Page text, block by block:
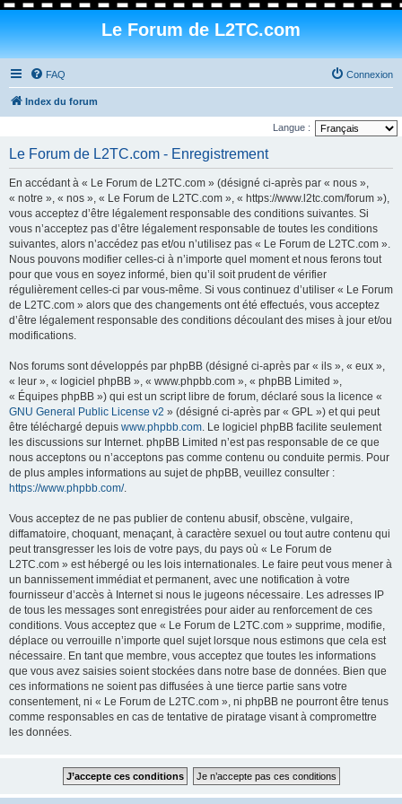
Le Forum de L2TC.com
FAQ Connexion
Index du forum
Langue :
Le Forum de L2TC.com - Enregistrement
En accédant à « Le Forum de L2TC.com » (désigné ci-après par « nous »,
« notre », « nos », « Le Forum de L2TC.com », « https://www.l2tc.com/forum »),
vous acceptez d’être légalement responsable des conditions suivantes. Si
vous n’acceptez pas d’être légalement responsable de toutes les conditions
suivantes, alors n’accédez pas et/ou n’utilisez pas « Le Forum de L2TC.com ».
Nous pouvons modifier celles-ci à n’importe quel moment et nous ferons tout
pour que vous en soyez informé, bien qu’il soit prudent de vérifier
régulièrement celles-ci par vous-même. Si vous continuez d’utiliser « Le Forum
de L2TC.com » alors que des changements ont été effectués, vous acceptez
d’être légalement responsable des conditions découlant des mises à jour et/ou
modifications.
Nos forums sont développés par phpBB (désigné ci-après par « ils », « eux »,
« leur », « logiciel phpBB », « www.phpbb.com », « phpBB Limited »,
« Équipes phpBB ») qui est un script libre de forum, déclaré sous la licence «
GNU General Public License v2 » (désigné ci-après par « GPL ») et qui peut
être téléchargé depuis www.phpbb.com. Le logiciel phpBB facilite seulement
les discussions sur Internet. phpBB Limited n’est pas responsable de ce que
nous acceptons ou n’acceptons pas comme contenu ou conduite permis. Pour
de plus amples informations au sujet de phpBB, veuillez consulter :
https://www.phpbb.com/.
Vous acceptez de ne pas publier de contenu abusif, obscène, vulgaire,
diffamatoire, choquant, menaçant, à caractère sexuel ou tout autre contenu qui
peut transgresser les lois de votre pays, du pays où « Le Forum de
L2TC.com » est hébergé ou les lois internationales. Le faire peut vous mener à
un bannissement immédiat et permanent, avec une notification à votre
fournisseur d’accès à Internet si nous le jugeons nécessaire. Les adresses IP
de tous les messages sont enregistrées pour aider au renforcement de ces
conditions. Vous acceptez que « Le Forum de L2TC.com » supprime, modifie,
déplace ou verrouille n’importe quel sujet lorsque nous estimons que cela est
nécessaire. En tant que membre, vous acceptez que toutes les informations
que vous avez saisies soient stockées dans notre base de données. Bien que
ces informations ne soient pas diffusées à une tierce partie sans votre
consentement, ni « Le Forum de L2TC.com », ni phpBB ne pourront être tenus
comme responsables en cas de tentative de piratage visant à compromettre
les données.